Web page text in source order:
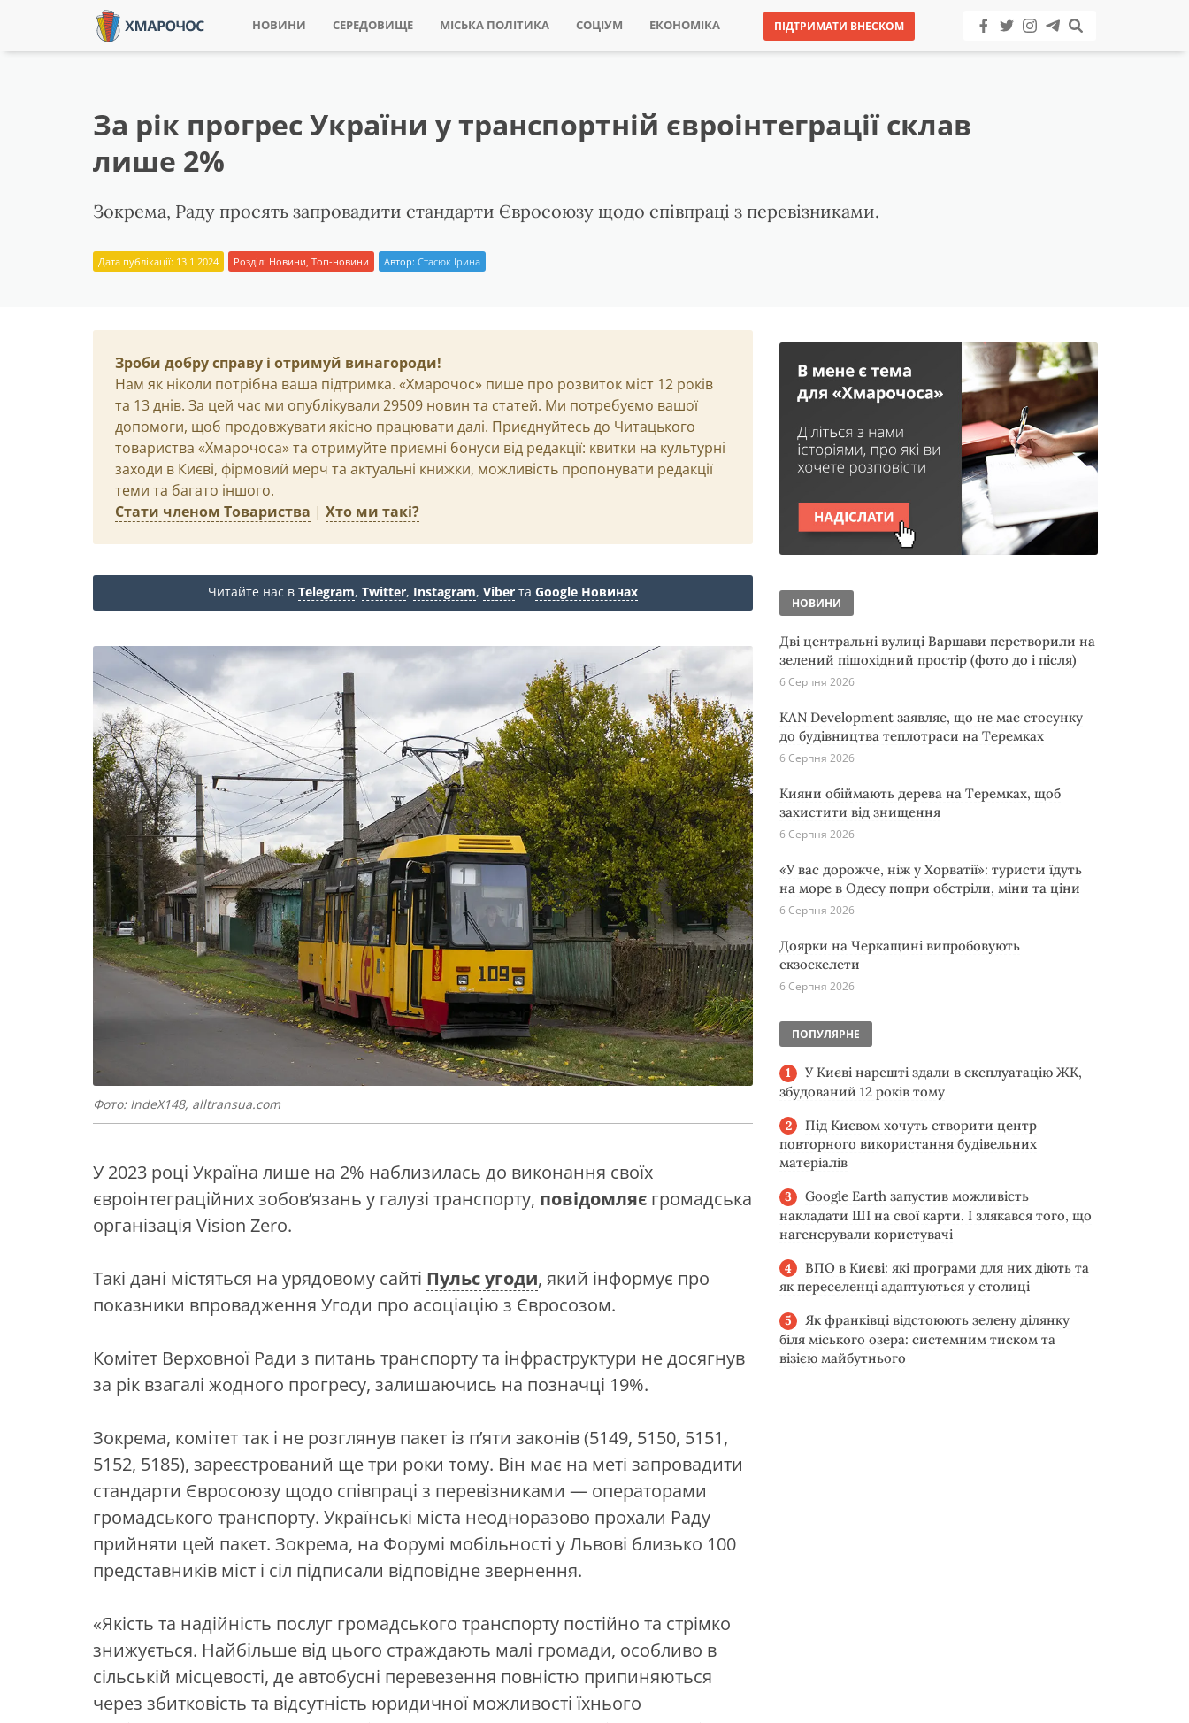
НОВИНИ СЕРЕДОВИЩЕ МІСЬКА ПОЛІТИКА СОЦІУМ ЕКОНОМІКА ПІДТРИМАТИ ВНЕСКОМ
За рік прогрес України у транспортній євроінтеграції склав
лише 2%
Зокрема, Раду просять запровадити стандарти Євросоюзу щодо співпраці з перевізниками.
Дата публікації: 13.1.2024 Розділ: Новини, Топ-новини Автор: Стасюк Ірина
Зроби добру справу і отримуй винагороди!
Нам як ніколи потрібна ваша підтримка. «Хмарочос» пише про розвиток міст 12 років
та 13 днів. За цей час ми опублікували 29509 новин та статей. Ми потребуємо вашої
допомоги, щоб продовжувати якісно працювати далі. Приєднуйтесь до Читацького
товариства «Хмарочоса» та отримуйте приємні бонуси від редакції: квитки на культурні
заходи в Києві, фірмовий мерч та актуальні книжки, можливість пропонувати редакції
теми та багато іншого.
Стати членом Товариства | Хто ми такі?
Читайте нас в Telegram, Twitter, Instagram, Viber та Google Новинах
Фото: IndeX148, alltransua.com
У 2023 році Україна лише на 2% наблизилась до виконання своїх
євроінтеграційних зобов’язань у галузі транспорту, повідомляє громадська
організація Vision Zero.
Такі дані містяться на урядовому сайті Пульс угоди, який інформує про
показники впровадження Угоди про асоціацію з Євросозом.
Комітет Верховної Ради з питань транспорту та інфраструктури не досягнув
за рік взагалі жодного прогресу, залишаючись на позначці 19%.
Зокрема, комітет так і не розглянув пакет із п’яти законів (5149, 5150, 5151,
5152, 5185), зареєстрований ще три роки тому. Він має на меті запровадити
стандарти Євросоюзу щодо співпраці з перевізниками — операторами
громадського транспорту. Українські міста неодноразово прохали Раду
прийняти цей пакет. Зокрема, на Форумі мобільності у Львові близько 100
представників міст і сіл підписали відповідне звернення.
«Якість та надійність послуг громадського транспорту постійно та стрімко
знижується. Найбільше від цього страждають малі громади, особливо в
сільській місцевості, де автобусні перевезення повністю припиняються
через збитковість та відсутність юридичної можливості їхнього
НОВИНИ
Дві центральні вулиці Варшави перетворили на
зелений пішохідний простір (фото до і після)
6 Серпня 2026
KAN Development заявляє, що не має стосунку
до будівництва теплотраси на Теремках
6 Серпня 2026
Кияни обіймають дерева на Теремках, щоб
захистити від знищення
6 Серпня 2026
«У вас дорожче, ніж у Хорватії»: туристи їдуть
на море в Одесу попри обстріли, міни та ціни
6 Серпня 2026
Доярки на Черкащині випробовують
екзоскелети
6 Серпня 2026
ПОПУЛЯРНЕ
У Києві нарешті здали в експлуатацію ЖК,
збудований 12 років тому
Під Києвом хочуть створити центр
повторного використання будівельних
матеріалів
Google Earth запустив можливість
накладати ШІ на свої карти. І злякався того, що
нагенерували користувачі
ВПО в Києві: які програми для них діють та
як переселенці адаптуються у столиці
Як франківці відстоюють зелену ділянку
біля міського озера: системним тиском та
візією майбутнього